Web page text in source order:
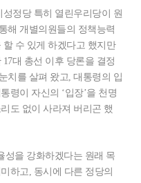
정당 특히 열린우리당이 원
해 개별의원들의 정책능력
수 있게 하겠다고 했지만
대 총선 이후 당론을 결정
치를 살펴 왔고, 대통령의 입
령이 자신의 ‘입장’을 천명
도 없이 사라져 버리곤 했
성을 강화하겠다는 원래 목
하고, 동시에 다른 정당의